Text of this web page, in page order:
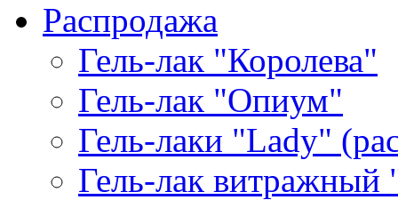
Распродажа
Гель-лак "Королева"
Гель-лак "Опиум"
Гель-лаки "Lady"
Гель-лак витражный